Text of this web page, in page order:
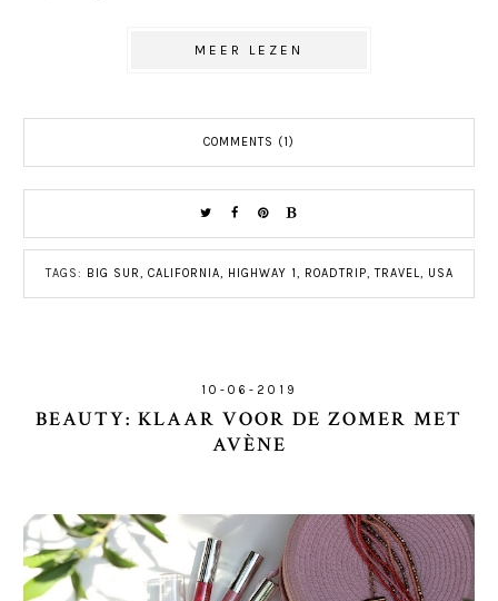
MEER LEZEN
COMMENTS (1)
TAGS: BIG SUR, CALIFORNIA, HIGHWAY 1 , ROADTRIP,TRAVEL, USA
10-06-2019
BEAUTY: KLAAR VOOR DE ZOMER MET
AVÈNE